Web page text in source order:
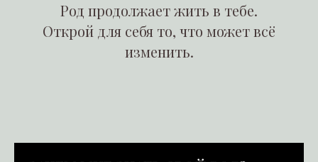
Род продолжает жить в тебе.
Открой для себя то, что может всё
изменить.